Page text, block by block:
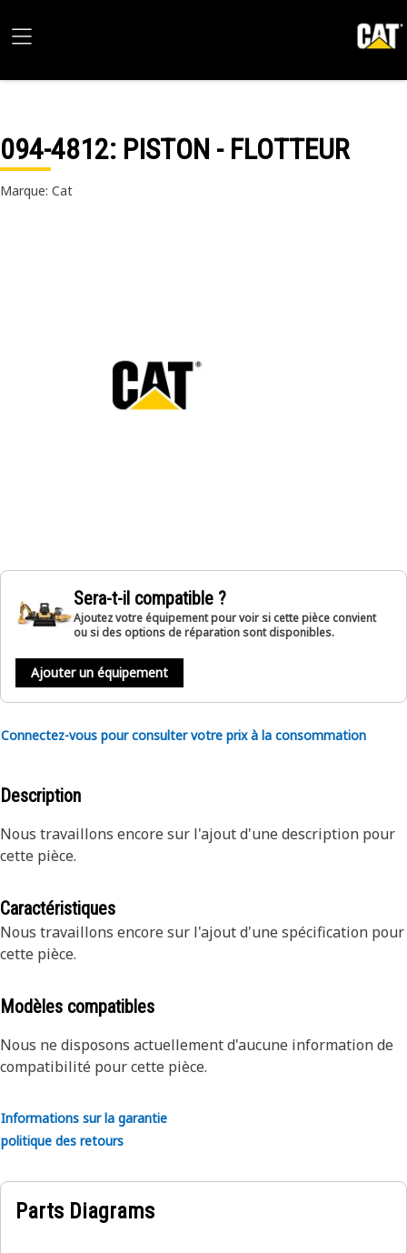
094-4812: PISTON - FLOTTEUR
Marque: Cat
Sera-t-il compatible ?
Ajoutez votre équipement pour voir si cette pièce convient
ou si des options de réparation sont disponibles.
Ajouter un équipement
Connectez-vous pour consulter votre prix à la consommation
Description
Nous travaillons encore sur l'ajout d'une description pour
cette pièce.
Caractéristiques
Nous travaillons encore sur l'ajout d'une spécification pour
cette pièce.
Modèles compatibles
Nous ne disposons actuellement d'aucune information de
compatibilité pour cette pièce.
Informations sur la garantie
politique des retours
Parts Diagrams